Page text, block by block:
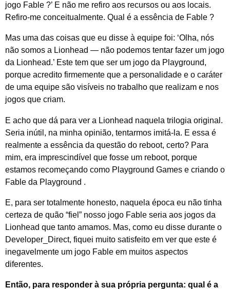
jogo Fable ?’ E não me refiro aos recursos ou aos locais.
Refiro-me conceitualmente. Qual é a essência de Fable ?
Mas uma das coisas que eu disse à equipe foi: ‘Olha, nós
não somos a Lionhead — não podemos tentar fazer um jogo
da Lionhead.’ Este tem que ser um jogo da Playground,
porque acredito firmemente que a personalidade e o caráter
de uma equipe são visíveis no trabalho que realizam e nos
jogos que criam.
E acho que dá para ver a Lionhead naquela trilogia original.
Seria inútil, na minha opinião, tentarmos imitá-la. E essa é
realmente a essência da questão do reboot, certo? Para
mim, era imprescindível que fosse um reboot, porque
estamos recomeçando como Playground Games e criando o
Fable da Playground .
E, para ser totalmente honesto, naquela época eu não tinha
certeza de quão “fiel” nosso jogo Fable seria aos jogos da
Lionhead que tanto amamos. Mas, como eu disse durante o
Developer_Direct, fiquei muito satisfeito em ver que este é
inegavelmente um jogo Fable em muitos aspectos
diferentes.
Então, para responder à sua própria pergunta: qual é a